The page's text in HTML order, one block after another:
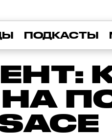
ПОДКАСТЫ